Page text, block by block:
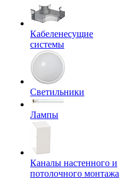
Кабеленесущие
системы
Светильники
Лампы
Каналы настенного и
потолочного монтажа